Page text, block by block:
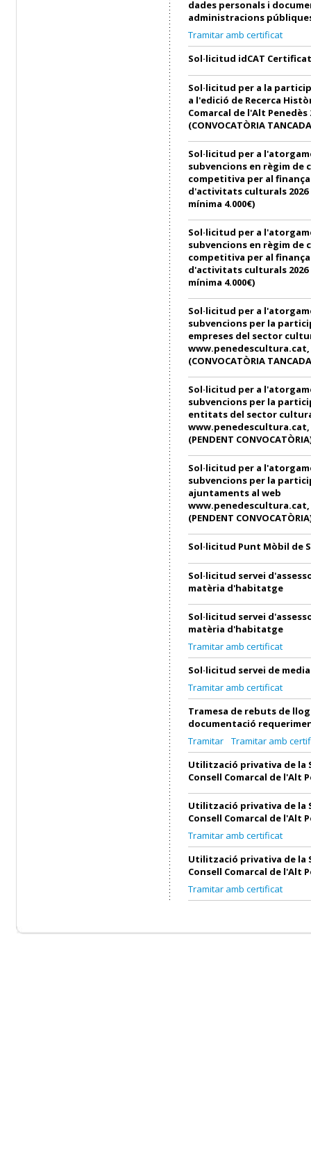
dades personals i
administracions
Tramitar amb certificat
Sol·licitud idCAT Certificat
Sol·licitud per a la
a l'edició de Recerca
Comarcal de l'Alt Penedès
(CONVOCATÒRIA
Sol·licitud per a
subvencions en règim de
competitiva per al
d'activitats culturals 2026
mínima 4.000€)
Sol·licitud per a
subvencions en règim de
competitiva per al
d'activitats culturals 2026
mínima 4.000€)
Sol·licitud per a
subvencions per la
empreses del sector
www.penedescultura.cat,
(CONVOCATÒRIA
Sol·licitud per a
subvencions per la
entitats del sector
www.penedescultura.cat,
(PENDENT
Sol·licitud per a
subvencions per la
ajuntaments al web
www.penedescultura.cat,
(PENDENT
Sol·licitud Punt Mòbil de
Sol·licitud servei
matèria d'habitatge
Sol·licitud servei
matèria d'habitatge
Tramitar amb certificat
Sol·licitud servei de
Tramitar amb certificat
Tramesa de rebuts de
documentació
Tramitar
Tramitar amb
Utilització privativa de la
Consell Comarcal de l'Alt
Utilització privativa de la
Consell Comarcal de l'Alt
Tramitar amb certificat
Utilització privativa de la
Consell Comarcal de l'Alt
Tramitar amb certificat